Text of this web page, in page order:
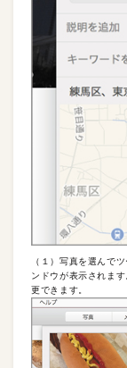
（１）写真を選んで
ンドウが表示されま
更できます。